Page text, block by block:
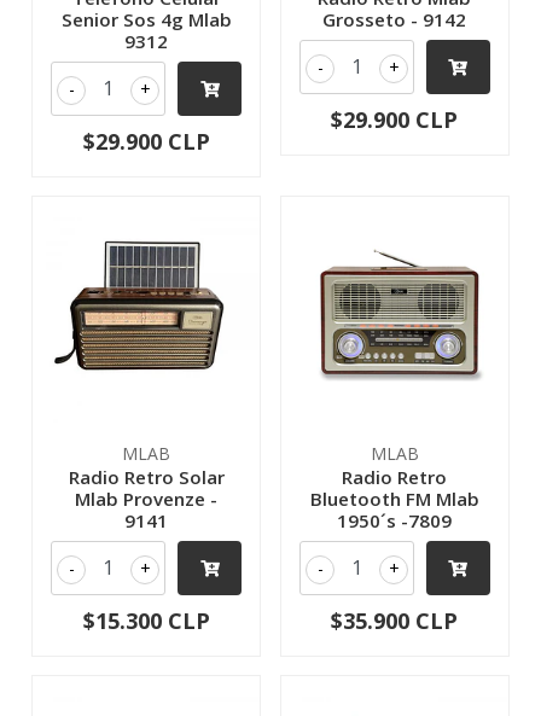
Senior Sos 4g Mlab
9312
+
-
$29.900 CLP
Grosseto - 9142
+
-
$29.900 CLP
MLAB
Radio Retro Solar
Mlab Provenze -
9141
+
-
$15.300 CLP
MLAB
Radio Retro
Bluetooth FM Mlab
1950´s -7809
+
-
$35.900 CLP